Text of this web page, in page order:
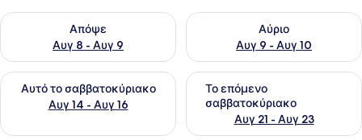
Απόψε
Αυγ 8 - Αυγ 9
Έλεγχος διαθεσιμότητας για απόψε Αυγ 8 - Αυγ 9
Αύριο
Αυγ 9 - Αυγ 10
Έλεγχος διαθεσιμότητας
Αυτό το σαββατοκύριακο
Αυγ 14 - Αυγ 16
Έλεγχος διαθεσιμότητας για αυτό το σαββατοκύριακο Αυγ
Το επόμενο
σαββατοκύριακο
Αυγ 21 - Αυγ 23
Έλεγχος διαθεσιμότητας